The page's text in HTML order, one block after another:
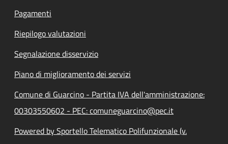
Pagamenti
Riepilogo valutazioni
Segnalazione disservizio
Piano di miglioramento dei servizi
Comune di Guarcino - Partita IVA dell'amministrazione:
00303550602 - PEC: comuneguarcino@pec.it
Powered by Sportello Telematico Polifunzionale (v.